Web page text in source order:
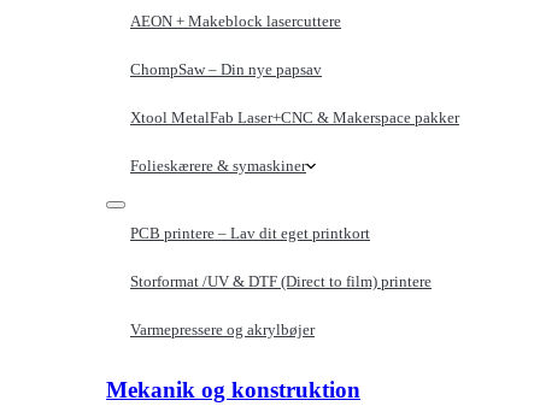
AEON + Makeblock lasercuttere
ChompSaw – Din nye papsav
Xtool MetalFab Laser+CNC & Makerspace pakker
Folieskærere & symaskiner
PCB printere – Lav dit eget printkort
Storformat /UV & DTF (Direct to film) printere
Varmepressere og akrylbøjer
Mekanik og konstruktion